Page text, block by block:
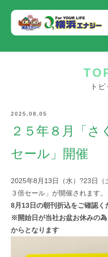
ト
2025.08.05
２５年８月「さ
セール」開催
2025年8月13日（水）?23日（
３倍セール」が開催されます。
8月13日の朝刊折込をご確認く
※開始日が当社お盆お休みの為
からとなります